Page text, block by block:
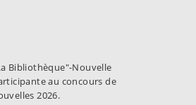
Bibliothèque"-Nouvelle
au concours de
2026.